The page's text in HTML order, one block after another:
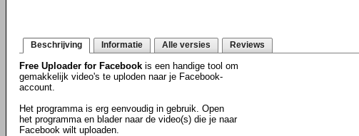
Beschrijving Informatie Alle versies Reviews
Free Uploader for Facebook is een handige tool om
gemakkelijk video's te uploden naar je Facebook-
account.
Het programma is erg eenvoudig in gebruik. Open
het programma en blader naar de video(s) die je naar
Facebook wilt uploaden.